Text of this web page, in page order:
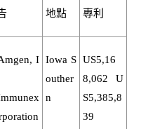
地點 專利
I Iowa S
outher
n
US5,16
8,062 U
S5,385,8
39